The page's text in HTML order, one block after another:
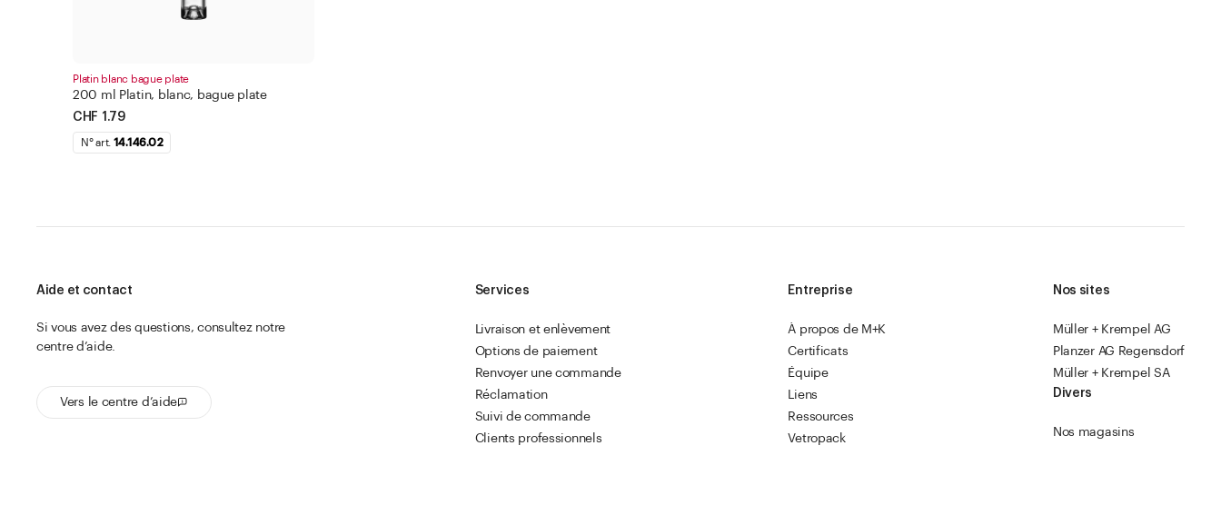
Platin blanc bague plate
200 ml Platin, blanc, bague plate
CHF 1.79
N° art. 14.146.02
Aide et contact
Si vous avez des questions, consultez notre
centre d’aide.
Vers le centre d’aide
Services
Livraison et enlèvement
Options de paiement
Renvoyer une commande
Réclamation
Suivi de commande
Clients professionnels
Entreprise
À propos de M+K
Certificats
Équipe
Liens
Ressources
Vetropack
Nos sites
Müller + Krempel AG
Planzer AG Regensdorf
Müller + Krempel SA
Divers
Nos magasins